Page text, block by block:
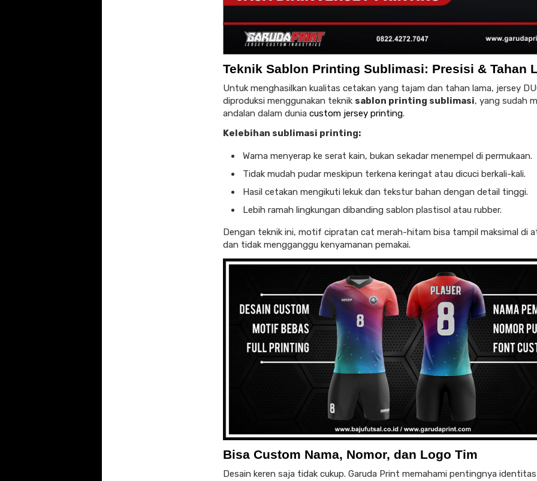
Teknik Sablon Printing Sublimasi: Presisi & Tahan
Untuk menghasilkan kualitas cetakan yang tajam dan tahan lama, jersey
diproduksi menggunakan teknik sablon printing sublimasi, yang sudah
andalan dalam dunia custom jersey printing.
Kelebihan sublimasi printing:
Warna menyerap ke serat kain, bukan sekadar menempel di permukaan.
Tidak mudah pudar meskipun terkena keringat atau dicuci berkali-kali.
Hasil cetakan mengikuti lekuk dan tekstur bahan dengan detail tinggi.
Lebih ramah lingkungan dibanding sablon plastisol atau rubber.
Dengan teknik ini, motif cipratan cat merah-hitam bisa tampil maksimal di
dan tidak mengganggu kenyamanan pemakai.
Bisa Custom Nama, Nomor, dan Logo Tim
Desain keren saja tidak cukup. Garuda Print memahami pentingnya